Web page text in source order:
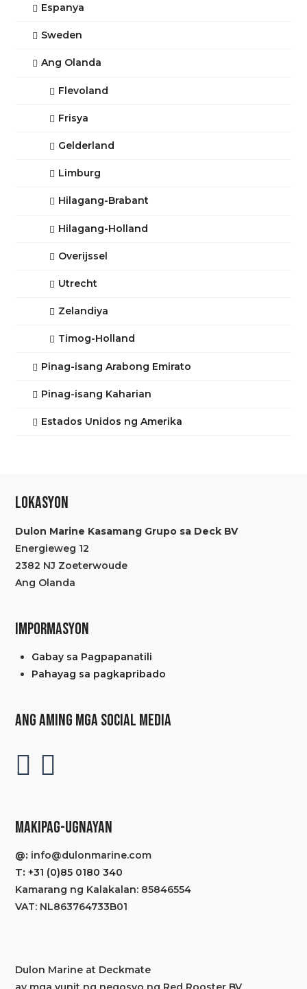
Espanya
Sweden
Ang Olanda
Flevoland
Frisya
Gelderland
Limburg
Hilagang-Brabant
Hilagang-Holland
Overijssel
Utrecht
Zelandiya
Timog-Holland
Pinag-isang Arabong Emirato
Pinag-isang Kaharian
Estados Unidos ng Amerika
LOKASYON
Dulon Marine Kasamang Grupo sa Deck BV
Energieweg 12
2382 NJ Zoeterwoude
Ang Olanda
IMPORMASYON
Gabay sa Pagpapanatili
Pahayag sa pagkapribado
ANG AMING MGA SOCIAL MEDIA
MAKIPAG-UGNAYAN
@: info@dulonmarine.com
T: +31 (0)85 0180 340
Kamarang ng Kalakalan: 85846554
VAT: NL863764733B01
Dulon Marine at Deckmate